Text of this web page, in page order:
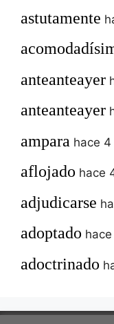
astutamente
anteanteayer
anteanteayer
ampara hace 4
aflojado hace
adjudicarse
adoptado
adoctrinado